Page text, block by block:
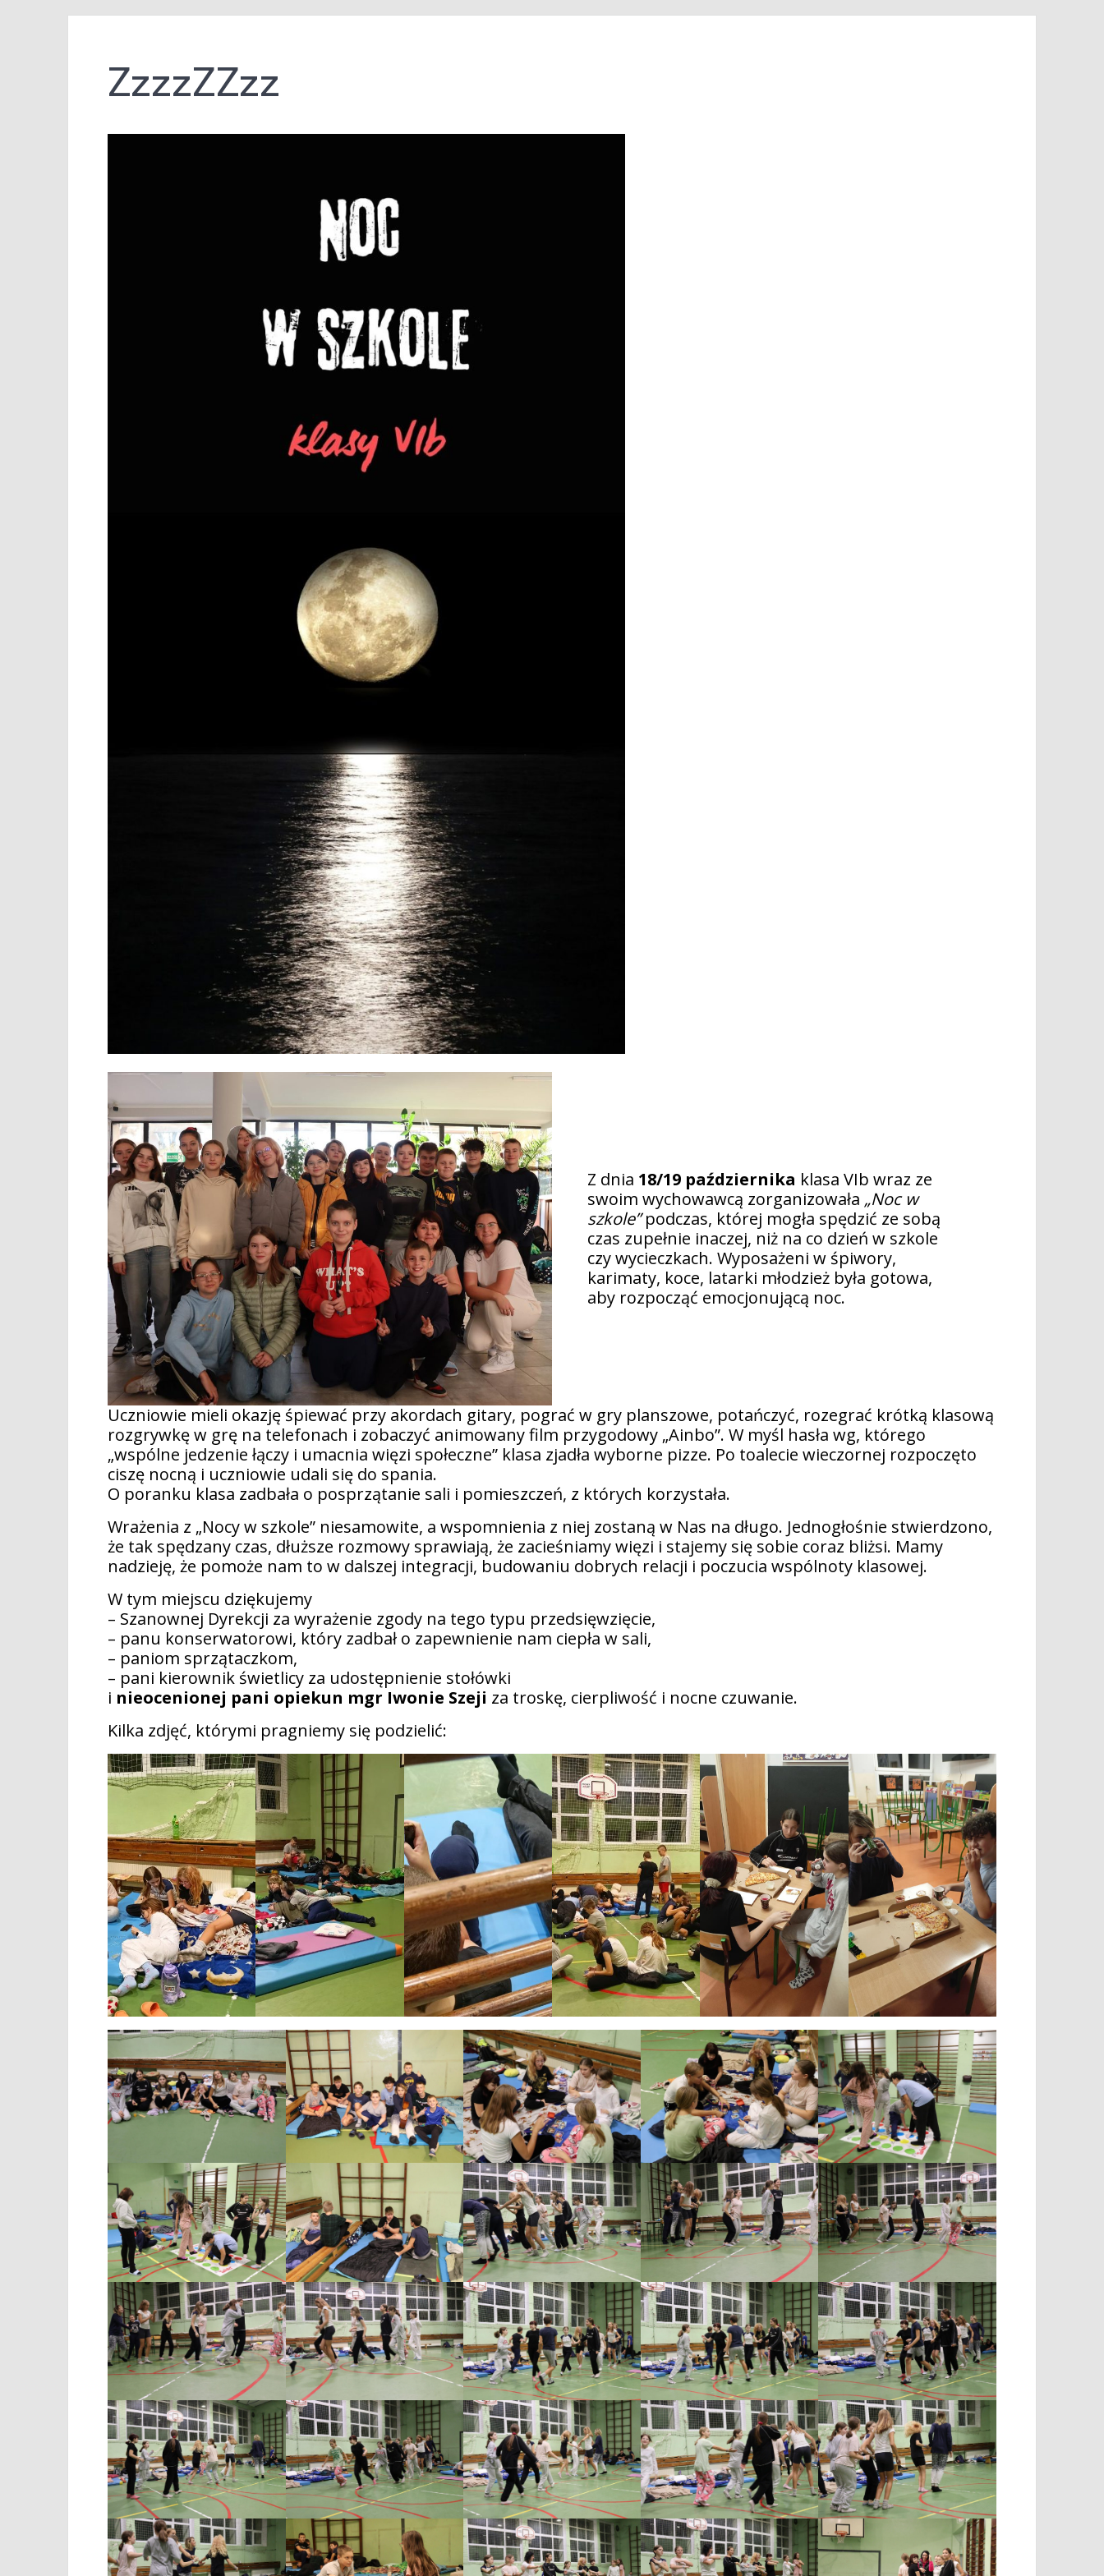
ZzzzZZzz
Z dnia 18/19 października klasa VIb wraz ze
swoim wychowawcą zorganizowała „Noc w
szkole”podczas, której mogła spędzić ze sobą
czas zupełnie inaczej, niż na co dzień w szkole
czy wycieczkach. Wyposażeni w śpiwory,
karimaty, koce, latarki młodzież była gotowa,
aby rozpocząć emocjonującą noc.
Uczniowie mieli okazję śpiewać przy akordach gitary, pograć w gry planszowe, potańczyć, rozegrać krótką klasową
rozgrywkę w grę na telefonach i zobaczyć animowany film przygodowy „Ainbo”. W myśl hasła wg, którego
„wspólne jedzenie łączy i umacnia więzi społeczne” klasa zjadła wyborne pizze. Po toalecie wieczornej rozpoczęto
ciszę nocną i uczniowie udali się do spania.
O poranku klasa zadbała o posprzątanie sali i pomieszczeń, z których korzystała.
Wrażenia z „Nocy w szkole” niesamowite, a wspomnienia z niej zostaną w Nas na długo. Jednogłośnie stwierdzono,
że tak spędzany czas, dłuższe rozmowy sprawiają, że zacieśniamy więzi i stajemy się sobie coraz bliżsi. Mamy
nadzieję, że pomoże nam to w dalszej integracji, budowaniu dobrych relacji i poczucia wspólnoty klasowej.
W tym miejscu dziękujemy
– Szanownej Dyrekcji za wyrażenie zgody na tego typu przedsięwzięcie,
– panu konserwatorowi, który zadbał o zapewnienie nam ciepła w sali,
– paniom sprzątaczkom,
– pani kierownik świetlicy za udostępnienie stołówki
i nieocenionej pani opiekun mgr Iwonie Szeji za troskę, cierpliwość i nocne czuwanie.
Kilka zdjęć, którymi pragniemy się podzielić: